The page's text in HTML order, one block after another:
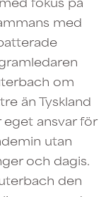
med
om
än Tyskland
ansvar för
utan
och dagis.
den